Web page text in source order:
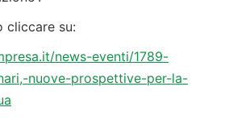
cliccare su:
news-eventi/1789-
nuove-prospettive-per-la-